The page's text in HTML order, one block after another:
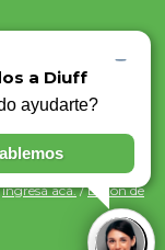
ingresá acá. / Botón de